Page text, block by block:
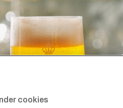
cookies